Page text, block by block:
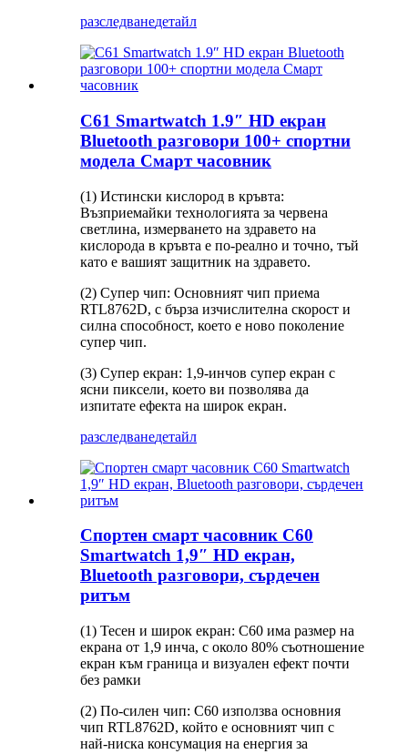
разследванедетайл
C61 Smartwatch 1.9″ HD екран
Bluetooth разговори 100+ спортни
модела Смарт часовник
(1) Истински кислород в кръвта:
Възприемайки технологията за червена
светлина, измерването на здравето на
кислорода в кръвта е по-реално и точно, тъй
като е вашият защитник на здравето.
(2) Супер чип: Основният чип приема
RTL8762D, с бърза изчислителна скорост и
силна способност, което е ново поколение
супер чип.
(3) Супер екран: 1,9-инчов супер екран с
ясни пиксели, което ви позволява да
изпитате ефекта на широк екран.
разследванедетайл
Спортен смарт часовник C60
Smartwatch 1,9″ HD екран,
Bluetooth разговори, сърдечен
ритъм
(1) Тесен и широк екран: C60 има размер на
екрана от 1,9 инча, с около 80% съотношение
екран към граница и визуален ефект почти
без рамки
(2) По-силен чип: C60 използва основния
чип RTL8762D, който е основният чип с
най-ниска консумация на енергия за